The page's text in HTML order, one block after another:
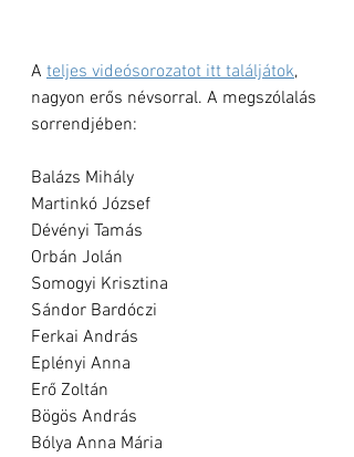
A teljes videósorozatot itt találjátok,
nagyon erős névsorral. A megszólalás
sorrendjében:
Balázs Mihály
Martinkó József
Dévényi Tamás
Orbán Jolán
Somogyi Krisztina
Sándor Bardóczi
Ferkai András
Eplényi Anna
Erő Zoltán
Bögös András
Bólya Anna Mária